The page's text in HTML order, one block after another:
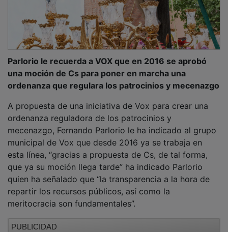
una moción de Cs para poner en marcha una
ordenanza que regulara los patrocinios y mecenazgo
ordenanza reguladora de los patrocinios y
mecenazgo, Fernando Parlorio le ha indicado al grupo
municipal de Vox que desde 2016 ya se trabaja en
esta línea, “gracias a propuesta de Cs, de tal forma,
que ya su moción llega tarde” ha indicado Parlorio
quien ha señalado que “la transparencia a la hora de
repartir los recursos públicos, así como la
meritocracia son fundamentales”.